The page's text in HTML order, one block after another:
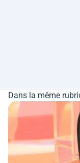
Dans la même